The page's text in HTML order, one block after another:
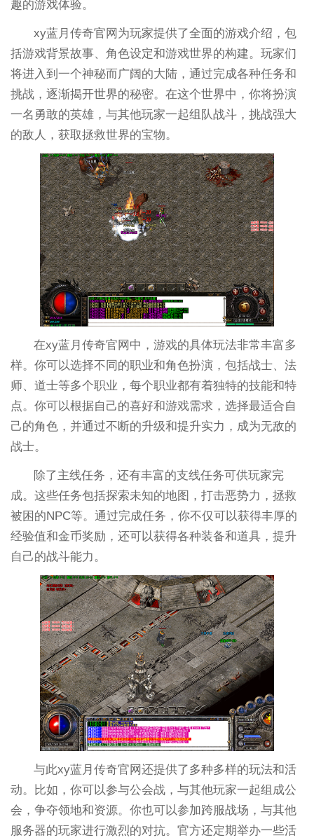
趣的游戏体验。
xy蓝月传奇官网为玩家提供了全面的游戏介绍，包
括游戏背景故事、角色设定和游戏世界的构建。玩家们
将进入到一个神秘而广阔的大陆，通过完成各种任务和
挑战，逐渐揭开世界的秘密。在这个世界中，你将扮演
一名勇敢的英雄，与其他玩家一起组队战斗，挑战强大
的敌人，获取拯救世界的宝物。
在xy蓝月传奇官网中，游戏的具体玩法非常丰富多
样。你可以选择不同的职业和角色扮演，包括战士、法
师、道士等多个职业，每个职业都有着独特的技能和特
点。你可以根据自己的喜好和游戏需求，选择最适合自
己的角色，并通过不断的升级和提升实力，成为无敌的
战士。
除了主线任务，还有丰富的支线任务可供玩家完
成。这些任务包括探索未知的地图，打击恶势力，拯救
被困的NPC等。通过完成任务，你不仅可以获得丰厚的
经验值和金币奖励，还可以获得各种装备和道具，提升
自己的战斗能力。
与此xy蓝月传奇官网还提供了多种多样的玩法和活
动。比如，你可以参与公会战，与其他玩家一起组成公
会，争夺领地和资源。你也可以参加跨服战场，与其他
服务器的玩家进行激烈的对抗。官方还定期举办一些活